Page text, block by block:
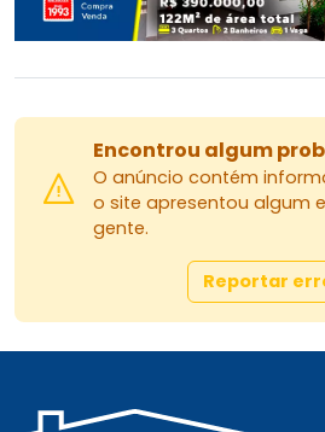
Encontrou algum
O anúncio contém
o site apresentou algum
gente.
Reportar